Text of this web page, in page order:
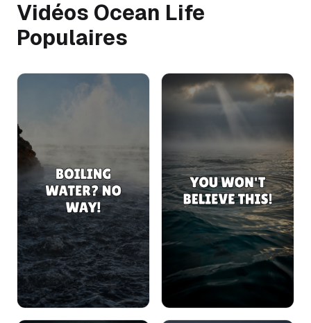
Vidéos Ocean Life
Populaires